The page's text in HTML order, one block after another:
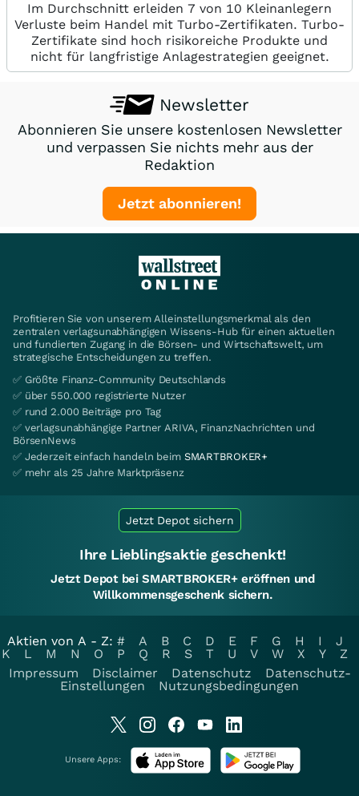
Im Durchschnitt erleiden 7 von 10 Kleinanlegern
Verluste beim Handel mit Turbo-Zertifikaten. Turbo-
Zertifikate sind hoch risikoreiche Produkte und
nicht für langfristige Anlagestrategien geeignet.
Newsletter
Abonnieren Sie unsere kostenlosen Newsletter
und verpassen Sie nichts mehr aus der
Redaktion
Jetzt abonnieren!
Profitieren Sie von unserem Alleinstellungsmerkmal als den
zentralen verlagsunabhängigen Wissens-Hub für einen aktuellen
und fundierten Zugang in die Börsen- und Wirtschaftswelt, um
strategische Entscheidungen zu treffen.
✅ Größte Finanz-Community Deutschlands
✅ über 550.000 registrierte Nutzer
✅ rund 2.000 Beiträge pro Tag
✅ verlagsunabhängige Partner ARIVA, FinanzNachrichten und
BörsenNews
✅ Jederzeit einfach handeln beim SMARTBROKER+
✅ mehr als 25 Jahre Marktpräsenz
Jetzt Depot sichern
Ihre Lieblingsaktie geschenkt!
Jetzt Depot bei SMARTBROKER+ eröffnen und
Willkommensgeschenk sichern.
Aktien von A - Z: # A B C D E F G H I
J
K
L M N O P Q R S T U V W X Y
Z
Impressum
Disclaimer Datenschutz
Datenschutz-
Einstellungen
Nutzungsbedingungen
Unsere Apps: